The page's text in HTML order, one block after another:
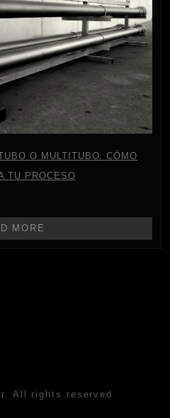
O MULTITUBO: CÓMO
TU PROCESO
MORE
All rights reserved